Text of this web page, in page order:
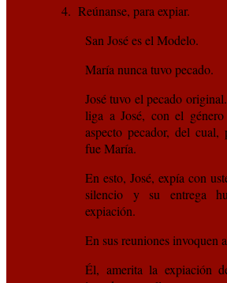
4. Reúnanse, para expiar.
San José es el Modelo.
María nunca tuvo pecado.
José tuvo el pecado
liga a José, con el
aspecto pecador, del
fue María.
En esto, José, expía con
silencio y su entrega
expiación.
En sus reuniones invoquen
Él, amerita la expiación